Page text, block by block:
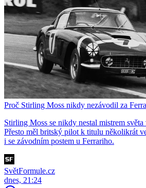
Proč Stirling Moss nikdy nezávodil za
Stirling Moss se nikdy nestal mistrem
Přesto měl britský pilot k titulu několikrát
i se závodním postem u Ferrariho.
SvětFormule.cz
dnes, 21:24